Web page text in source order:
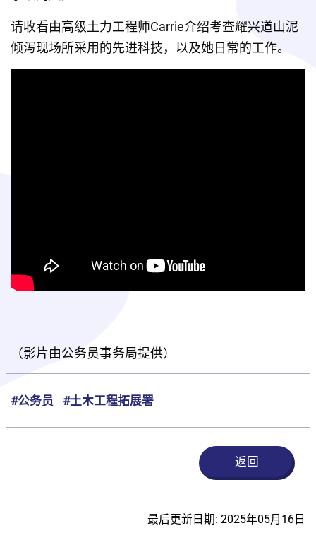
请收看由高级土力工程师Carrie介绍考查耀兴道山泥
倾泻现场所采用的先进科技，以及她日常的工作。
（影片由公务员事务局提供）
#公务员 #土木工程拓展署
返回
最后更新日期: 2025年05月16日